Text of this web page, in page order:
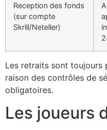
Reception des fonds
(sur compte
Skrill/Neteller)
Les retraits sont toujours
raison des contrôles de
obligatoires.
Les joueurs